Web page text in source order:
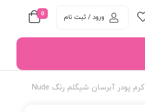
0 ورود / ثبت نام
کرم پودر آبرسان شیگلم رنگ Nude